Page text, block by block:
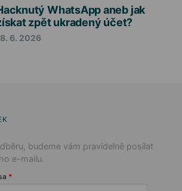
WhatsApp aneb jak
zpět ukradený účet?
6. 2026
budeme vám pravidelně posílat
e-mailu.